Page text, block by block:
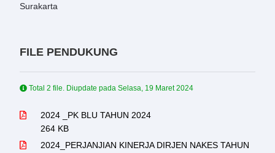
Surakarta
FILE PENDUKUNG
Total 2 file. Diupdate pada Selasa, 19 Maret 2024
2024 _PK BLU TAHUN 2024
264 KB
2024_PERJANJIAN KINERJA DIRJEN NAKES TAHUN